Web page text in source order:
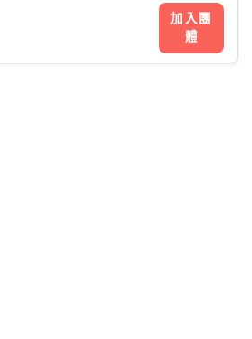
加入團
體